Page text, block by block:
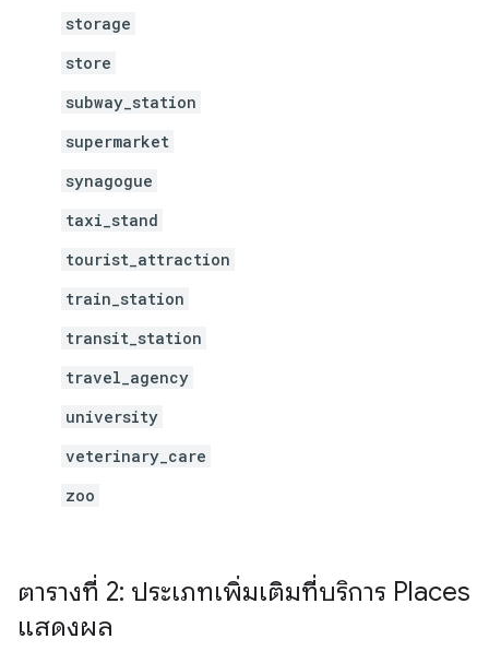
storage
store
subway_station
supermarket
synagogue
taxi_stand
tourist_attraction
train_station
transit_station
travel_agency
university
veterinary_care
zoo
ตารางที่ 2: ประเภทเพิ่มเติมที่บริการ Places
แสดงผล